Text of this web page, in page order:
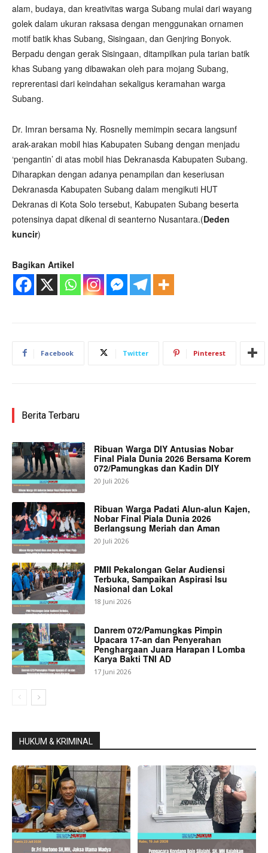
alam, budaya, dan kreativitas warga Subang mulai dari wayang
golek dalam ukuran raksasa dengan menggunakan ornamen
motif batik khas Subang, Sisingaan, dan Genjring Bonyok.
Berpadu dengan gerak Sisingaan, ditampilkan pula tarian batik
khas Subang yang dibawakan oleh para mojang Subang,
reprerentasi dari keindahan sekaligus keramahan warga
Subang.
Dr. Imran bersama Ny. Rosnelly memimpin secara langsunf
arak-arakan mobil hias Kabupaten Subang dengan menjadu
‘pengantin’ di atas mobil hias Dekranasda Kabupaten Subang.
Diharapkan dengan adanya penampilan dan keseriusan
Dekranasda Kabupaten Subang dalam mengikuti HUT
Dekranas di Kota Solo tersebut, Kabupaten Subang beserta
potensinya dapat dikenal di seanterno Nusantara.(Deden
kuncir)
Bagikan Artikel
Facebook Twitter Pinterest
Berita Terbaru
Ribuan Warga DIY Antusias Nobar
Final Piala Dunia 2026 Bersama Korem
072/Pamungkas dan Kadin DIY
20 Juli 2026
Ribuan Warga Padati Alun-alun Kajen,
Nobar Final Piala Dunia 2026
Berlangsung Meriah dan Aman
20 Juli 2026
PMII Pekalongan Gelar Audiensi
Terbuka, Sampaikan Aspirasi Isu
Nasional dan Lokal
18 Juni 2026
Danrem 072/Pamungkas Pimpin
Upacara 17-an dan Penyerahan
Penghargaan Juara Harapan I Lomba
Karya Bakti TNI AD
17 Juni 2026
HUKUM & KRIMINAL